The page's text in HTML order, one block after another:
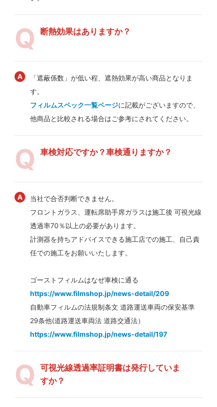
断熱効果はありますか？
「遮蔽係数」が低い程、遮熱効果が高い商品となりま
す。
フィルムスペック一覧ページに記載がございますので、
他商品と比較される場合はご参考にされてください。
車検対応ですか？車検通りますか？
当社で合否判断できません。
フロントガラス、運転席助手席ガラスは施工後 可視光線
透過率70％以上の必要があります。
計測器を持ちアドバイスできる施工店での施工、自己責
任での施工をお願いいたします。
ゴーストフィルムはなぜ車検に通る
https://www.filmshop.jp/news-detail/209
自動車フィルムの法規制条文 道路運送車両の保安基準
29条他(道路運送車両法 道路交通法）
https://www.filmshop.jp/news-detail/197
可視光線透過率証明書は発行していま
すか？